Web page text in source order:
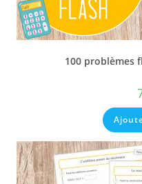
100 problèmes